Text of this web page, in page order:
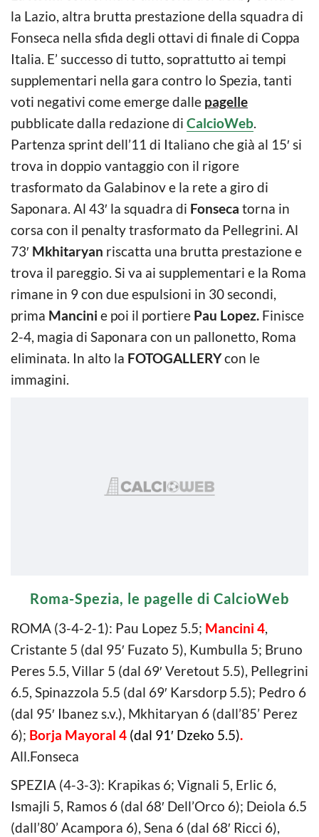
la Lazio, altra brutta prestazione della squadra di
Fonseca nella sfida degli ottavi di finale di Coppa
Italia. E’ successo di tutto, soprattutto ai tempi
supplementari nella gara contro lo Spezia, tanti
voti negativi come emerge dalle pagelle
pubblicate dalla redazione di CalcioWeb.
Partenza sprint dell’11 di Italiano che già al 15′ si
trova in doppio vantaggio con il rigore
trasformato da Galabinov e la rete a giro di
Saponara. Al 43′ la squadra di Fonseca torna in
corsa con il penalty trasformato da Pellegrini. Al
73′ Mkhitaryan riscatta una brutta prestazione e
trova il pareggio. Si va ai supplementari e la Roma
rimane in 9 con due espulsioni in 30 secondi,
prima Mancini e poi il portiere Pau Lopez. Finisce
2-4, magia di Saponara con un pallonetto, Roma
eliminata. In alto la FOTOGALLERYcon le
immagini.
Roma-Spezia, le pagelle di CalcioWeb
ROMA (3-4-2-1): Pau Lopez 5.5; Mancini 4,
Cristante 5 (dal 95′ Fuzato 5), Kumbulla 5; Bruno
Peres 5.5, Villar 5 (dal 69′ Veretout 5.5), Pellegrini
6.5, Spinazzola 5.5 (dal 69′ Karsdorp 5.5); Pedro 6
(dal 95′ Ibanez s.v.), Mkhitaryan 6 (dall’85’ Perez
6); Borja Mayoral 4 (dal 91′ Dzeko 5.5).
All.Fonseca
SPEZIA (4-3-3): Krapikas 6; Vignali 5, Erlic 6,
Ismajli 5, Ramos 6 (dal 68′ Dell’Orco 6); Deiola 6.5
(dall’80’ Acampora 6), Sena 6 (dal 68′ Ricci 6),